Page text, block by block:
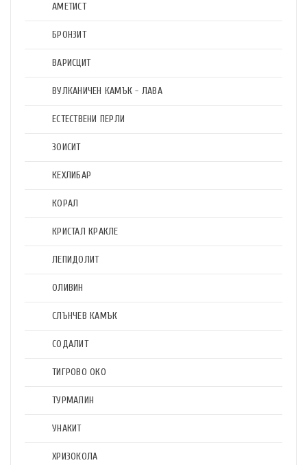
АМЕТИСТ
БРОНЗИТ
ВАРИСЦИТ
ВУЛКАНИЧЕН КАМЪК - ЛАВА
ЕСТЕСТВЕНИ ПЕРЛИ
ЗОИСИТ
КЕХЛИБАР
КОРАЛ
КРИСТАЛ КРАКЛЕ
ЛЕПИДОЛИТ
ОЛИВИН
СЛЪНЧЕВ КАМЪК
СОДАЛИТ
ТИГРОВО ОКО
ТУРМАЛИН
УНАКИТ
ХРИЗОКОЛА